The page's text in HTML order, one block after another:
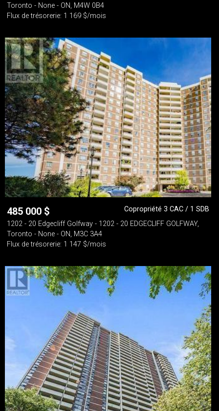
Toronto - None - ON, M4W 0B4
Flux de trésorerie: 1 169 $/mois
485 000 $
Copropriété 3 CAC / 1 SDB
1202 - 20 Edgecliff Golfway - 1202 - 20 EDGECLIFF GOLFWAY,
Toronto - None - ON, M3C 3A4
Flux de trésorerie: 1 147 $/mois